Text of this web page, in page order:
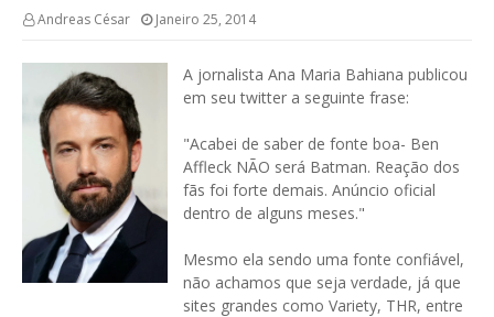
Andreas César Janeiro 25, 2014
A jornalista Ana Maria Bahiana publicou
em seu twitter a seguinte frase:
"Acabei de saber de fonte boa- Ben
Affleck NÃO será Batman. Reação dos
fãs foi forte demais. Anúncio oficial
dentro de alguns meses."
Mesmo ela sendo uma fonte confiável,
não achamos que seja verdade, já que
sites grandes como Variety, THR, entre